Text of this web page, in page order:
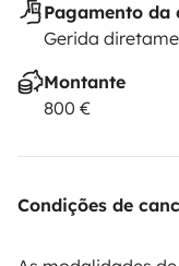
Pagamento da
Gerida
Montante
800 €
Condições de